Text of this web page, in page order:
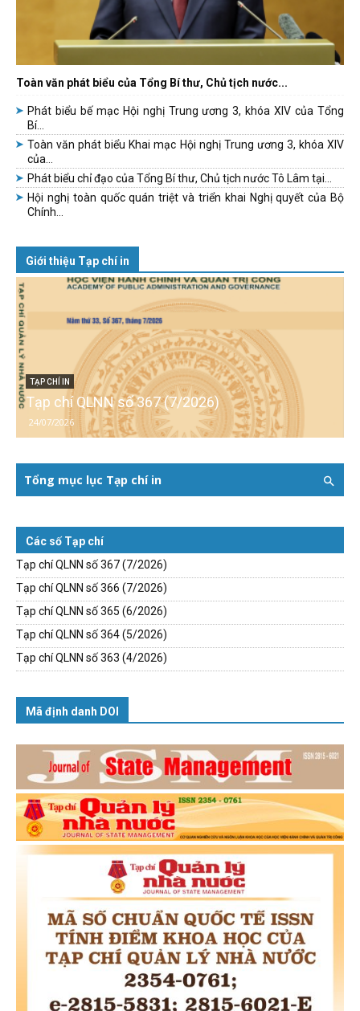
Toàn văn phát biểu của Tổng Bí thư, Chủ tịch nước...
Phát biểu bế mạc Hội nghị Trung ương 3, khóa XIV của Tổng
Bí...
Toàn văn phát biểu Khai mạc Hội nghị Trung ương 3, khóa XIV
của...
Phát biểu chỉ đạo của Tổng Bí thư, Chủ tịch nước Tô Lâm tại...
Hội nghị toàn quốc quán triệt và triển khai Nghị quyết của Bộ
Chính...
Giới thiệu Tạp chí in
TẠP CHÍ IN
Tạp chí QLNN số 367 (7/2026)
24/07/2026
Tổng mục lục Tạp chí in
Các số Tạp chí
Tạp chí QLNN số 367 (7/2026)
Tạp chí QLNN số 366 (7/2026)
Tạp chí QLNN số 365 (6/2026)
Tạp chí QLNN số 364 (5/2026)
Tạp chí QLNN số 363 (4/2026)
Mã định danh DOI